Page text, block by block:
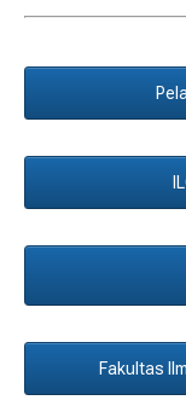
Fakultas